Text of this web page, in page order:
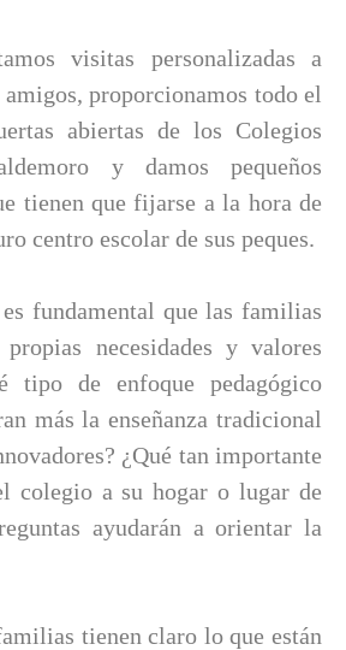
visitas personalizadas a
proporcionamos todo el
abiertas de los Colegios
y damos pequeños
tienen que fijarse a la hora de
centro escolar de sus peques.
fundamental que las familias
propias necesidades y valores
tipo de enfoque pedagógico
más la enseñanza tradicional
¿Qué tan importante
colegio a su hogar o lugar de
ayudarán a orientar la
tienen claro lo que están